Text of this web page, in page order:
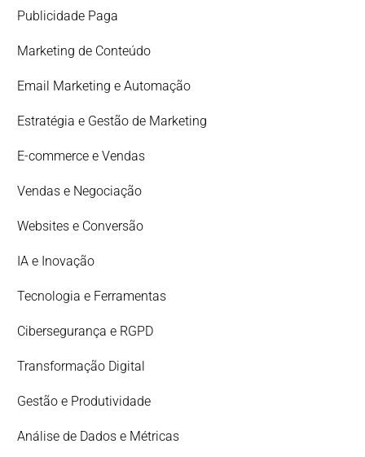
Publicidade Paga
Marketing de Conteúdo
Email Marketing e Automação
Estratégia e Gestão de Marketing
E-commerce e Vendas
Vendas e Negociação
Websites e Conversão
IA e Inovação
Tecnologia e Ferramentas
Cibersegurança e RGPD
Transformação Digital
Gestão e Produtividade
Análise de Dados e Métricas